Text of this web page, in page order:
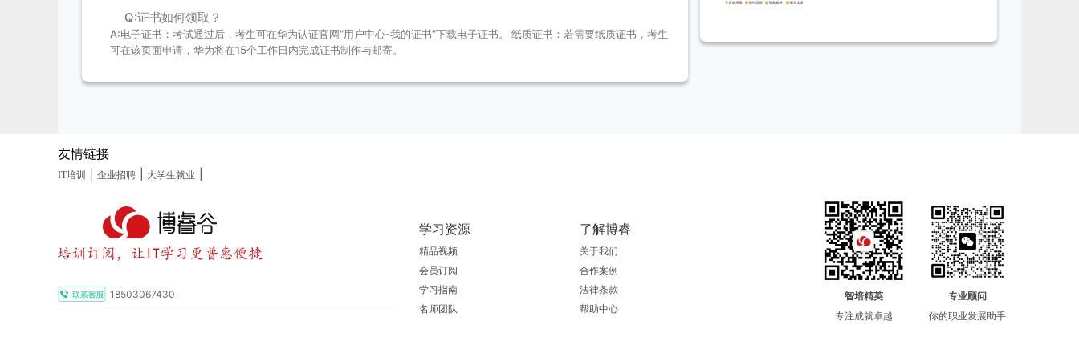
Q:证书如何领取？
A:电子证书：考试通过后，考生可在华为认证官网“用户中心-我的证书”下载电子证书。 纸质证书：若需要纸质证书，考生
可在该页面申请，华为将在15个工作日内完成证书制作与邮寄。
友情链接
IT培训 企业招聘 大学生就业
18503067430
学习资源
精品视频
会员订阅
学习指南
名师团队
了解博睿
关于我们
合作案例
法律条款
帮助中心
智培精英
专注成就卓越
专业顾问
你的职业发展助手